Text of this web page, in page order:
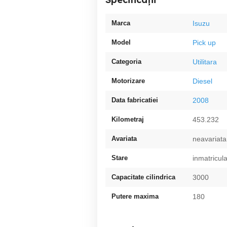
Marca Isuzu
Model Pick up
Categoria Utilitara
Motorizare Diesel
Data fabricatiei 2008
Kilometraj 453.232
Avariata neavariata
Stare
Capacitate cilindrica 3000
Putere maxima 180